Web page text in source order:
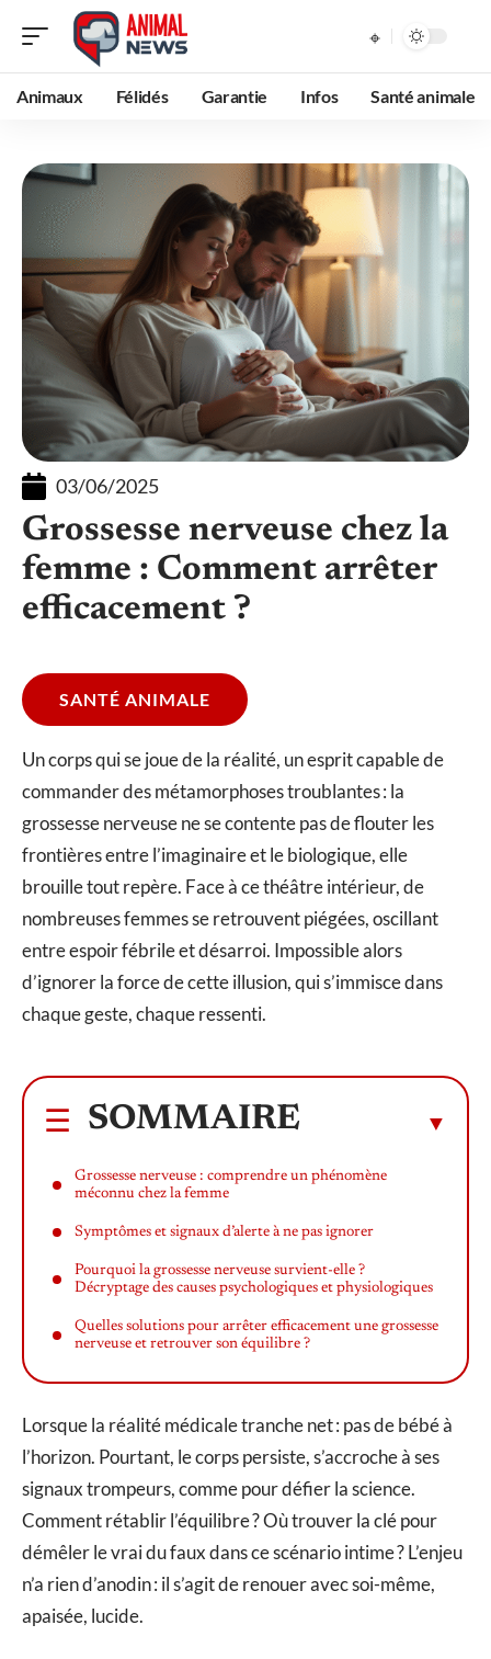
Animaux Félidés Garantie Infos Santé animale
03/06/2025
Grossesse nerveuse chez la
femme : Comment arrêter
efficacement ?
SANTÉ ANIMALE
Un corps qui se joue de la réalité, un esprit capable de
commander des métamorphoses troublantes : la
grossesse nerveuse ne se contente pas de flouter les
frontières entre l’imaginaire et le biologique, elle
brouille tout repère. Face à ce théâtre intérieur, de
nombreuses femmes se retrouvent piégées, oscillant
entre espoir fébrile et désarroi. Impossible alors
d’ignorer la force de cette illusion, qui s’immisce dans
chaque geste, chaque ressenti.
SOMMAIRE
Grossesse nerveuse : comprendre un phénomène
méconnu chez la femme
Symptômes et signaux d’alerte à ne pas ignorer
Pourquoi la grossesse nerveuse survient-elle ?
Décryptage des causes psychologiques et physiologiques
Quelles solutions pour arrêter efficacement une grossesse
nerveuse et retrouver son équilibre ?
Lorsque la réalité médicale tranche net : pas de bébé à
l’horizon. Pourtant, le corps persiste, s’accroche à ses
signaux trompeurs, comme pour défier la science.
Comment rétablir l’équilibre ? Où trouver la clé pour
démêler le vrai du faux dans ce scénario intime ? L’enjeu
n’a rien d’anodin : il s’agit de renouer avec soi-même,
apaisée, lucide.